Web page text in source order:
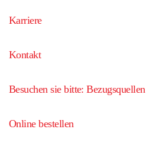
Karriere
Kontakt
Besuchen sie bitte: Bezugsquellen
Online bestellen